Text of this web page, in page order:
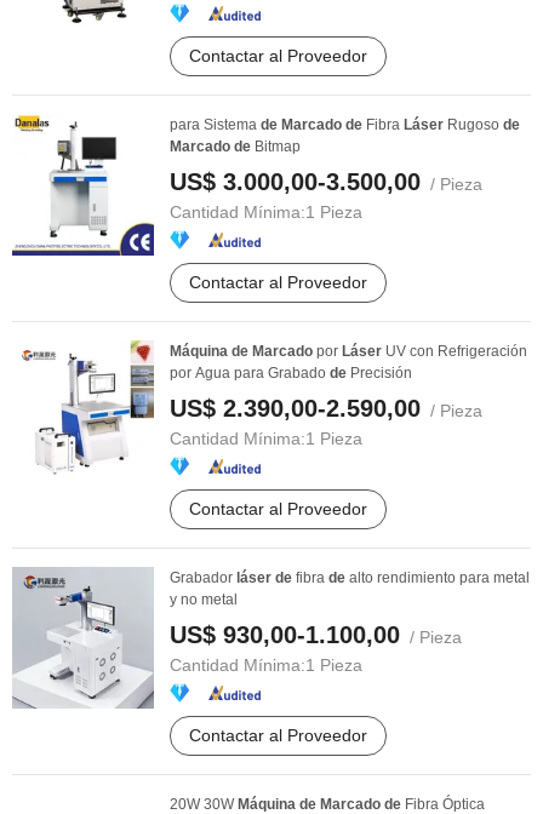
Contactar al Proveedor
para Sistema de Marcado de Fibra Láser Rugoso de
Marcado de Bitmap
US$ 3.000,00-3.500,00 / Pieza
Cantidad Mínima:1 Pieza
Contactar al Proveedor
Máquina de Marcado por Láser UV con Refrigeración
por Agua para Grabado de Precisión
US$ 2.390,00-2.590,00 / Pieza
Cantidad Mínima:1 Pieza
Contactar al Proveedor
Grabador láser de fibra de alto rendimiento para metal
y no metal
US$ 930,00-1.100,00 / Pieza
Cantidad Mínima:1 Pieza
Contactar al Proveedor
20W 30W Máquina de Marcado de Fibra Óptica